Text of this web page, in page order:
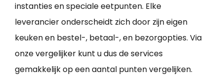
instanties en speciale eetpunten. Elke
leverancier onderscheidt zich door zijn eigen
keuken en bestel-, betaal-, en bezorgopties. Via
onze vergelijker kunt u dus de services
gemakkelijk op een aantal punten vergelijken.